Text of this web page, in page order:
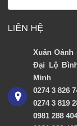
LIÊN HỆ
Xuân Oánh
Đại Lộ
Minh
0274 3 826
0274 3 819
0981 288